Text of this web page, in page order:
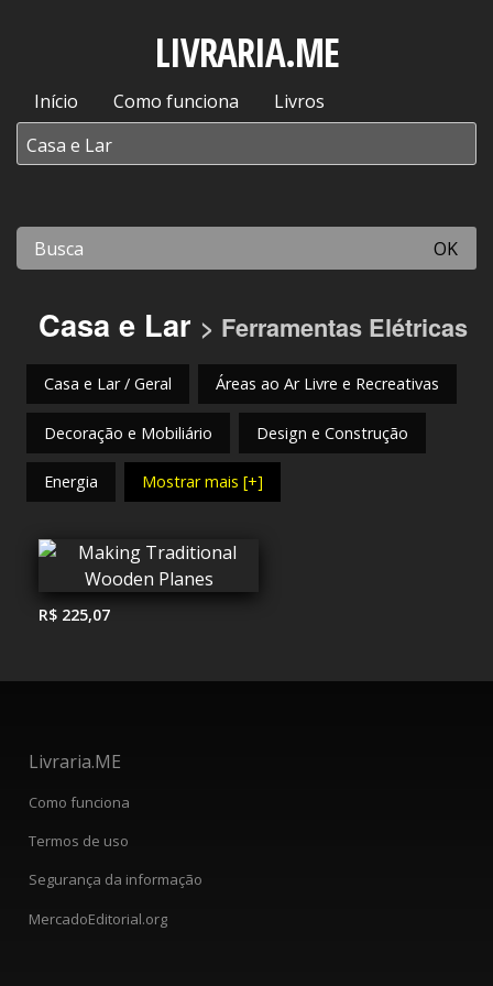
LIVRARIA.ME
Início Como funciona Livros
OK
Casa e Lar > Ferramentas Elétricas
Casa e Lar / Geral Áreas ao Ar Livre e Recreativas
Decoração e Mobiliário Design e Construção
Energia Mostrar mais [+]
R$ 225,07
Livraria.ME
Como funciona
Termos de uso
Segurança da informação
MercadoEditorial.org